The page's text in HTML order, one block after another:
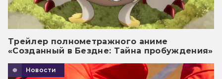
Трейлер полнометражного аниме
«Созданный в Бездне: Тайна пробуждения»
Новости